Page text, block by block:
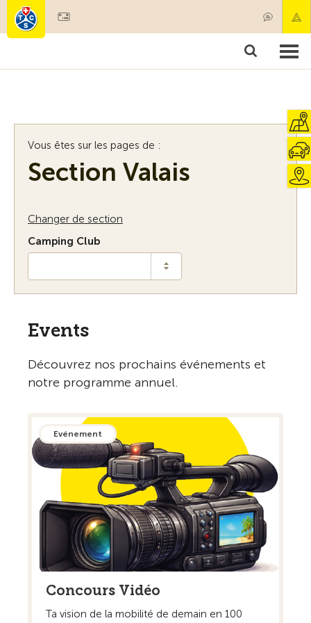
Membres & prestations
Vous êtes sur les pages de :
Section Valais
Changer de section
Camping Club
Events
Découvrez nos prochains événements et
notre programme annuel.
Evénement
Concours Vidéo
Ta vision de la mobilité de demain en 100